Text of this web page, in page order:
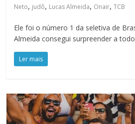
Neto, judô, Lucas Almeida, Onair,TCB
Ele foi o número 1 da seletiva de
Almeida consegui surpreender a
Ler mais